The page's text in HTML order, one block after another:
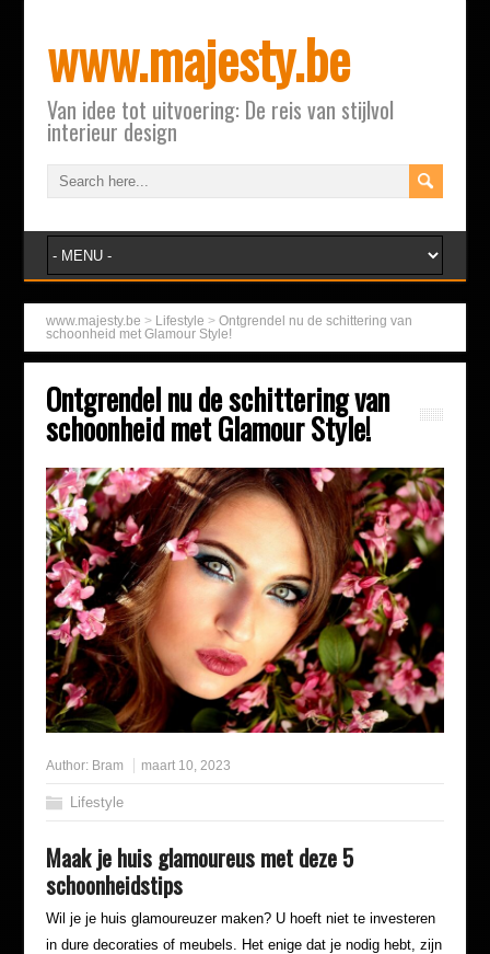
www.majesty.be
Van idee tot uitvoering: De reis van stijlvol
interieur design
www.majesty.be > Lifestyle >Ontgrendel nu de schittering van
schoonheid met Glamour Style!
Ontgrendel nu de schittering van
schoonheid met Glamour Style!
Author: Bram maart 10, 2023
Lifestyle
Maak je huis glamoureus met deze 5
schoonheidstips
Wil je je huis glamoureuzer maken? U hoeft niet te investeren
in dure decoraties of meubels. Het enige dat je nodig hebt, zijn